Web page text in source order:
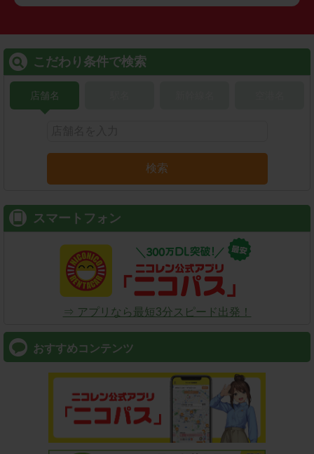
こだわり条件で検索
店舗名
検索
スマートフォン
⇒ アプリなら最短3分スピード出発！
おすすめコンテンツ